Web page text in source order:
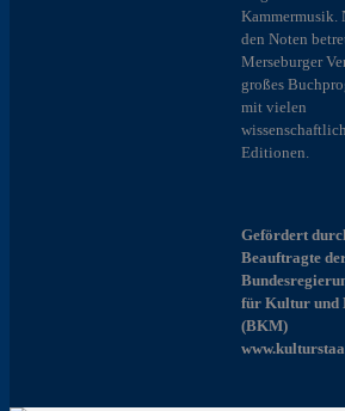
Kammermusik.
den Noten
Merseburger
großes
mit vielen
Editionen.
Gefördert
Beauftragte
für Kultur und
(BKM)